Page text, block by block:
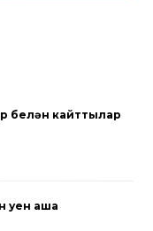
белән кайттылар
уен аша